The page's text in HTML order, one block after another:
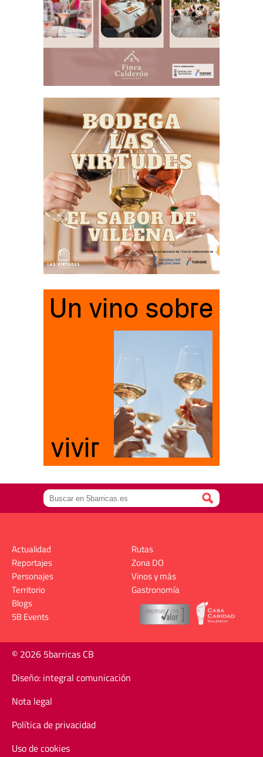
Actualidad
Reportajes
Personajes
Territorio
Rutas
Zona DO
Vinos y más
Gastronomía
Blogs
5B Events
© 2026 5barricas CB
Diseño: integral comunicación
Nota legal
Política de privacidad
Uso de cookies